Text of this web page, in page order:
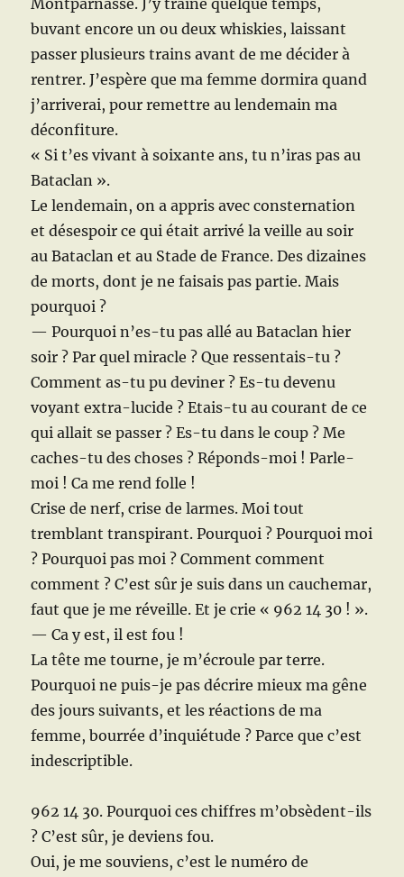
Montparnasse. J’y traîne quelque temps,
buvant encore un ou deux whiskies, laissant
passer plusieurs trains avant de me décider à
rentrer. J’espère que ma femme dormira quand
j’arriverai, pour remettre au lendemain ma
déconfiture.
« Si t’es vivant à soixante ans, tu n’iras pas au
Bataclan ».
Le lendemain, on a appris avec consternation
et désespoir ce qui était arrivé la veille au soir
au Bataclan et au Stade de France. Des dizaines
de morts, dont je ne faisais pas partie. Mais
pourquoi ?
— Pourquoi n’es-tu pas allé au Bataclan hier
soir ? Par quel miracle ? Que ressentais-tu ?
Comment as-tu pu deviner ? Es-tu devenu
voyant extra-lucide ? Etais-tu au courant de ce
qui allait se passer ? Es-tu dans le coup ? Me
caches-tu des choses ? Réponds-moi ! Parle-
moi ! Ca me rend folle !
Crise de nerf, crise de larmes. Moi tout
tremblant transpirant. Pourquoi ? Pourquoi moi
? Pourquoi pas moi ? Comment comment
comment ? C’est sûr je suis dans un cauchemar,
faut que je me réveille. Et je crie « 962 14 30 ! ».
— Ca y est, il est fou !
La tête me tourne, je m’écroule par terre.
Pourquoi ne puis-je pas décrire mieux ma gêne
des jours suivants, et les réactions de ma
femme, bourrée d’inquiétude ? Parce que c’est
indescriptible.
962 14 30. Pourquoi ces chiffres m’obsèdent-ils
? C’est sûr, je deviens fou.
Oui, je me souviens, c’est le numéro de